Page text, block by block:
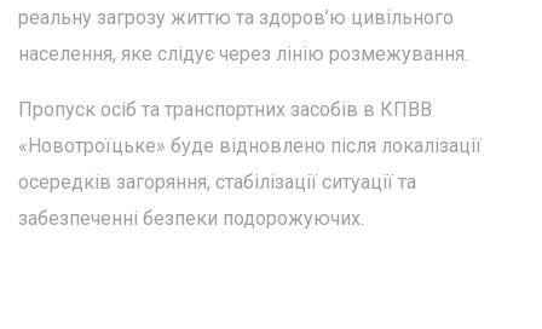
реальну загрозу життю та здоров’ю цивільного
населення, яке слідує через лінію розмежування.
Пропуск осіб та транспортних засобів в КПВВ
«Новотроїцьке» буде відновлено після локалізації
осередків загоряння, стабілізації ситуації та
забезпеченні безпеки подорожуючих.